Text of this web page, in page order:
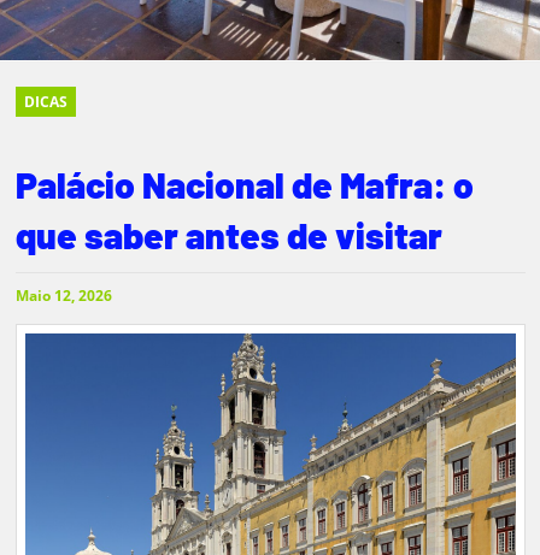
DICAS
Palácio Nacional de Mafra: o
que saber antes de visitar
Maio 12, 2026